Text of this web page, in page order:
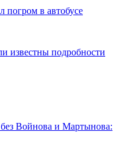
погром в автобусе
известны подробности
Войнова и Мартынова: